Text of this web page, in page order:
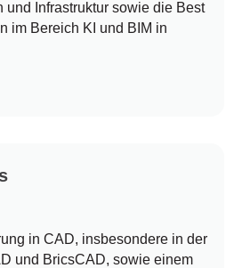
und Infrastruktur sowie die Best
im Bereich KI und BIM in
in CAD, insbesondere in der
und BricsCAD, sowie einem